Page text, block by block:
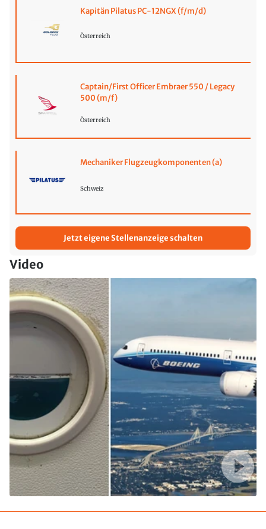
Kapitän Pilatus PC-12NGX (f/m/d)
Österreich
Captain/First Officer Embraer 550 / Legacy
500 (m/f)
Österreich
Mechaniker Flugzeugkomponenten (a)
Schweiz
Jetzt eigene Stellenanzeige schalten
Video